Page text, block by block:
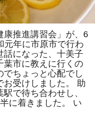
康推進講習会」が、6
元年に市原市で行わ
話になった、十美子
葉市に教えに行くの
ちょっと心配でし
お受けしました。 助
で待ち合わせし、
に着きました。 い